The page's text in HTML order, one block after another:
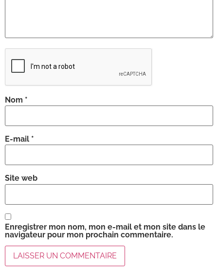
Nom *
E-mail *
Site web
Enregistrer mon nom, mon e-mail et mon site dans le
navigateur pour mon prochain commentaire.